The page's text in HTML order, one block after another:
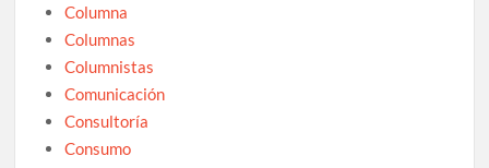
Columna
Columnas
Columnistas
Comunicación
Consultoría
Consumo